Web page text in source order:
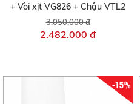
+ Vòi xịt VG826 + Chậu VTL2
3.050.000 đ
2.482.000 đ
-15%